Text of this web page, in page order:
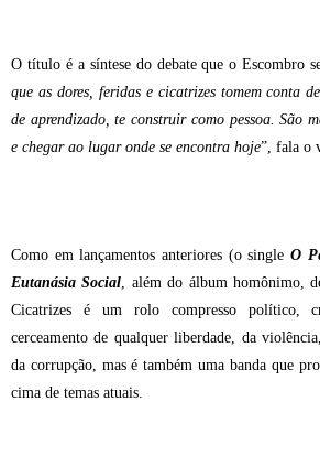
O título é a síntese do debate que o Escombro
que as dores, feridas e cicatrizes tomem conta
de aprendizado, te construir como pessoa. São
e chegar ao lugar onde se encontra hoje”, fala o
Como em lançamentos anteriores (o single O
Eutanásia Social, além do álbum homônimo,
Cicatrizes é um rolo compresso político,
cerceamento de qualquer liberdade, da
da corrupção, mas é também uma banda que
cima de temas atuais.